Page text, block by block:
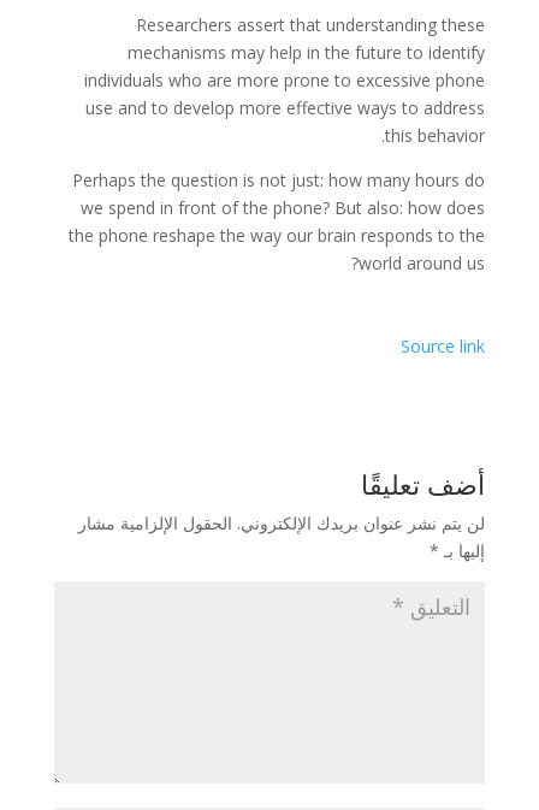
Researchers assert that understanding these
mechanisms may help in the future to identify
individuals who are more prone to excessive phone
use and to develop more effective ways to address
this behavior.
Perhaps the question is not just: how many hours do
we spend in front of the phone? But also: how does
the phone reshape the way our brain responds to the
world around us?
Source link
أضف تعليقًا
لن يتم نشر عنوان بريدك الإلكتروني. الحقول الإلزامية مشار
إليها بـ *